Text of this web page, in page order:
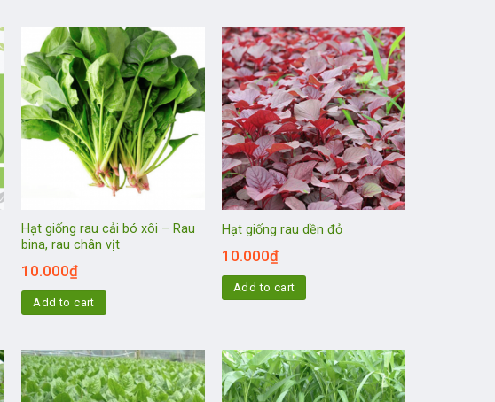
Hạt giống rau cải bó xôi – Rau
bina, rau chân vịt
10.000₫
Add to cart
Hạt giống rau dền đỏ
10.000₫
Add to cart